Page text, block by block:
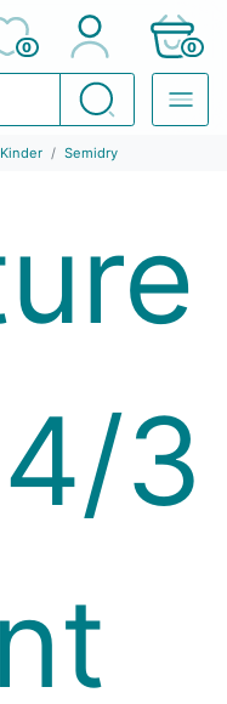
Suchen
0 0
Kinder Semidry